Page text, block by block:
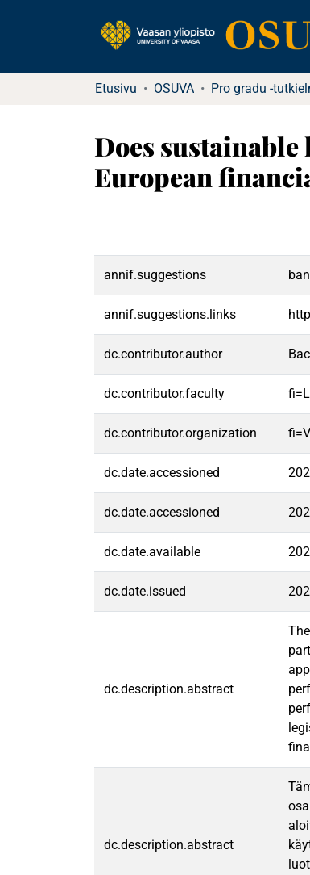
Etusivu OSUVA
Does
European
annif.suggestions
annif.suggestions.links
dc.contributor.author
dc.contributor.faculty
dc.contributor.organization
dc.date.accessioned
dc.date.accessioned
dc.date.available
dc.date.issued
dc.description.abstract
dc.description.abstract